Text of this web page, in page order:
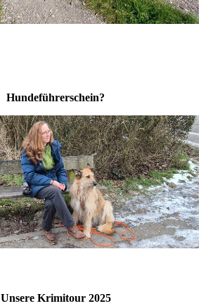
Hundeführerschein?
Unsere Krimitour 2025